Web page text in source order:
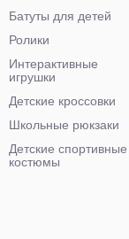
Батуты для детей
Ролики
Интерактивные
игрушки
Детские кроссовки
Школьные рюкзаки
Детские спортивные
костюмы